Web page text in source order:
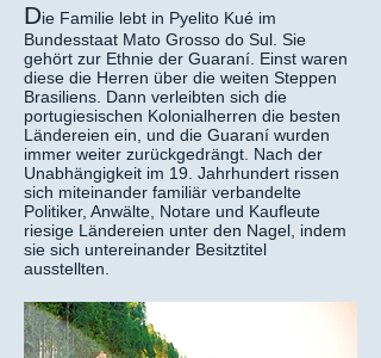
Die Familie lebt in Pyelito Kué im
Bundesstaat Mato Grosso do Sul. Sie
gehört zur Ethnie der Guaraní. Einst waren
diese die Herren über die weiten Steppen
Brasiliens. Dann verleibten sich die
portugiesischen Kolonialherren die besten
Ländereien ein, und die Guaraní wurden
immer weiter zurückgedrängt. Nach der
Unabhängigkeit im 19. Jahrhundert rissen
sich miteinander familiär verbandelte
Politiker, Anwälte, Notare und Kaufleute
riesige Ländereien unter den Nagel, indem
sie sich untereinander Besitztitel
ausstellten.